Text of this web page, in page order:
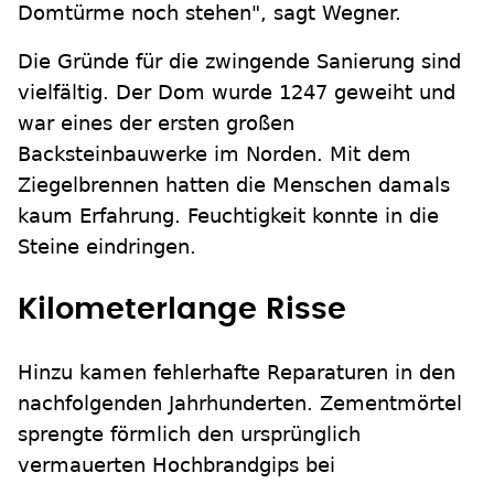
Domtürme noch stehen", sagt Wegner.
Die Gründe für die zwingende Sanierung sind
vielfältig. Der Dom wurde 1247 geweiht und
war eines der ersten großen
Backsteinbauwerke im Norden. Mit dem
Ziegelbrennen hatten die Menschen damals
kaum Erfahrung. Feuchtigkeit konnte in die
Steine eindringen.
Kilometerlange Risse
Hinzu kamen fehlerhafte Reparaturen in den
nachfolgenden Jahrhunderten. Zementmörtel
sprengte förmlich den ursprünglich
vermauerten Hochbrandgips bei